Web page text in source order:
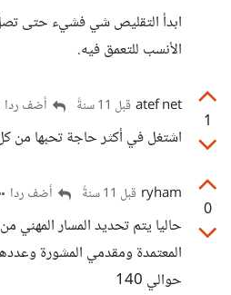
ابدأ التقليص شي فشيء حتى
الأنسب للتعمق فيه.
1
atef net قبل 11 سنةً أضف ردا
اشتغل في أكثر حاجة تحبها
0
ryham قبل 11 سنةً أضف ردا
حاليا يتم تحديد المسار المهني
المعتمدة ومقدمي المشورة
حوالي 140